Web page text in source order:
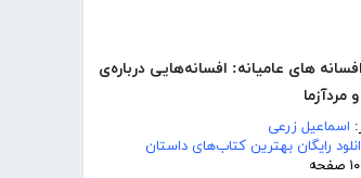
های عامیانه: افسانه‌هایی درباره‌ی
مردآزما
اسماعیل زرعی
رایگان بهترین کتاب‌های داستان